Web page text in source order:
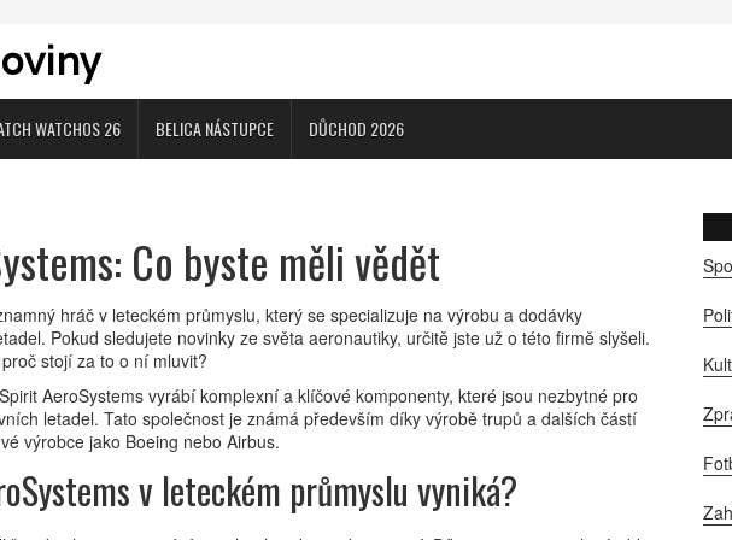
WATCHOS 26 BELICA NÁSTUPCE DŮCHOD 2026
Co byste měli vědět
hráč v leteckém průmyslu, který se specializuje na výrobu a dodávky
Pokud sledujete novinky ze světa aeronautiky, určitě jste už o této firmě slyšeli.
stojí za to o ní mluvit?
AeroSystems vyrábí komplexní a klíčové komponenty, které jsou nezbytné pro
letadel. Tato společnost je známá především díky výrobě trupů a dalších částí
výrobce jako Boeing nebo Airbus.
v leteckém průmyslu vyniká?